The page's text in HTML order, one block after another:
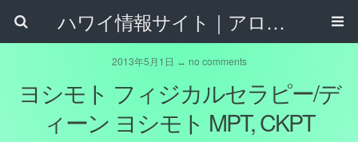
ハワイ情報サイト｜アロハタウンネット
2013年5月1日 ↔ no comments
ヨシモト フィジカルセラピー/デ
ィーン ヨシモト MPT, CKPT